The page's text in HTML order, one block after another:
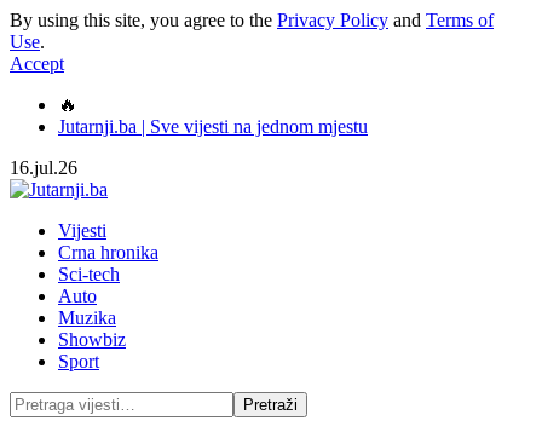
By using this site, you agree to the Privacy Policy and Terms of
Use.
Accept
🔥
Jutarnji.ba | Sve vijesti na jednom mjestu
16.jul.26
Vijesti
Crna hronika
Sci-tech
Auto
Muzika
Showbiz
Sport